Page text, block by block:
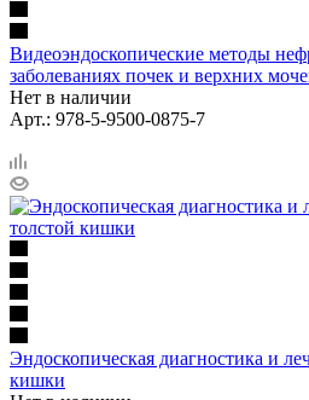
Видеоэндоскопические методы
заболеваниях почек и верхних
Нет в наличии
Арт.: 978-5-9500-0875-7
Эндоскопическая диагностика и
кишки